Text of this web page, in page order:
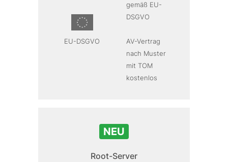
EU-DSGVO
gemäß EU-
DSGVO
AV-Vertrag
nach Muster
mit TOM
kostenlos
NEU
Root-Server